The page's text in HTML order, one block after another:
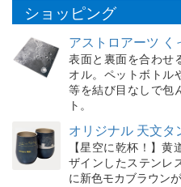
ショッピング
アストロアーツ く
表面と裏面を合わせ
オル。ペットボトル
等を結び目なしで包
ト。
オリジナル 天文タ
【星空に乾杯！】
ザインしたステンレ
に新色モカブラウンが